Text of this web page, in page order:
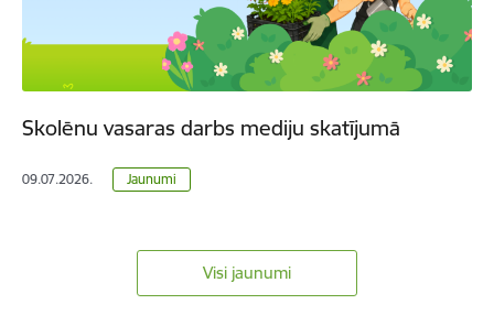
Skolēnu vasaras darbs mediju skatījumā
09.07.2026. Jaunumi
Visi jaunumi